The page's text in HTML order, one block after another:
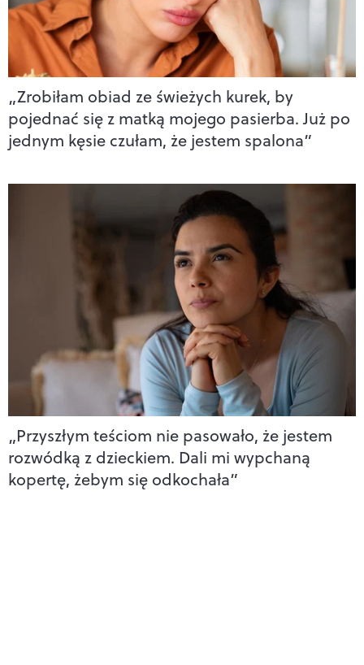
„Zrobiłam obiad ze świeżych kurek, by
pojednać się z matką mojego pasierba. Już po
jednym kęsie czułam, że jestem spalona”
„Przyszłym teściom nie pasowało, że jestem
rozwódką z dzieckiem. Dali mi wypchaną
kopertę, żebym się odkochała”